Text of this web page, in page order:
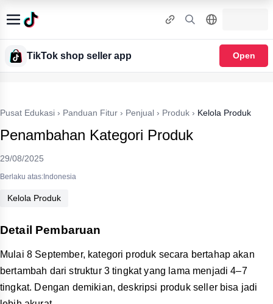
TikTok shop seller app Open
Pusat Edukasi › Panduan Fitur › Penjual › Produk › Kelola Produk
Penambahan Kategori Produk
29/08/2025
Berlaku atas:Indonesia
Kelola Produk
Detail Pembaruan
Mulai 8 September, kategori produk secara bertahap akan
bertambah dari struktur 3 tingkat yang lama menjadi 4–7
tingkat. Dengan demikian, deskripsi produk seller bisa jadi